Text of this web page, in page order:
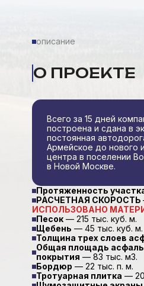
описание
О ПРОЕКТЕ
Всего за 15 дней
построена и сдана в
постоянная
Армейское до нового
центра в поселении
в Новой Москве.
Протяженность
РАСЧЕТНАЯ СКОРОСТЬ
ИСПОЛЬЗОВАНО
Песок — 215 тыс. куб. м.
Щебень — 45 тыс. куб. м.
Толщина трех слоев
Общая площадь
покрытия — 83 тыс. м3.
Бордюр — 22 тыс. п. м.
Тротуарная плитка — 20